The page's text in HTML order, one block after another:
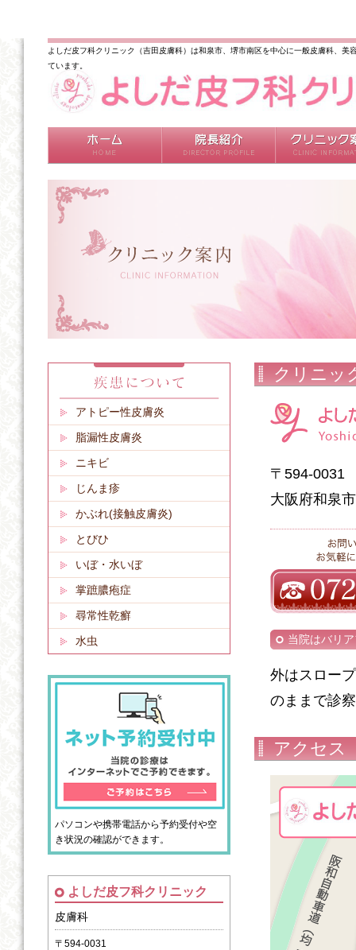
よしだ皮フ科クリニック（吉田皮膚科）は和泉市、堺市南区を中心に一般皮膚科、
ています。
クリニッ
〒594-0031
大阪府和泉
当院はバリ
外はスロー
のままで診
アクセス
アトピー性皮膚炎
脂漏性皮膚炎
ニキビ
じんま疹
かぶれ(接触皮膚炎)
とびひ
いぼ・水いぼ
掌蹠膿疱症
尋常性乾癬
水虫
パソコンや携帯電話から予約受付や空
き状況の確認ができます。
よしだ皮フ科クリニック
皮膚科
〒594-0031